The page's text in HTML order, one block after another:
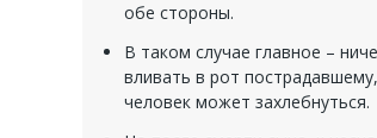
обе стороны.
В таком случае главное –
вливать в рот пострадавшему,
человек может захлебнуться.